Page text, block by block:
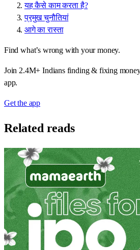
यह कैसे काम करता है?
प्रमुख चुनौतियां
आगे का रास्ता
Find what’s wrong with your money.
Join 2.4M+ Indians finding & fixing
app.
Get the app
Related reads